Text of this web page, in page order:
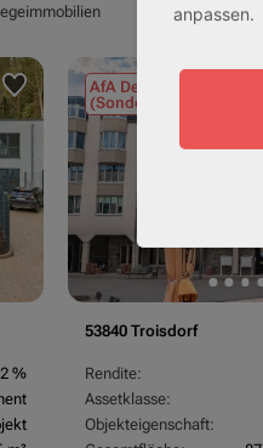
Pflegeapartments
%
AfA Degressive 5,00 %
(Sondergutachten)
53840 Troisdorf
Rendite:
Assetklasse:
Objekteigenschaft:
anpassen.